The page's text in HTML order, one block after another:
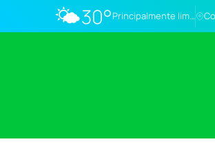
🌤️30° Principalmente limpo